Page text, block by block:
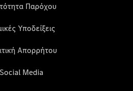
Παρόχου
Υποδείξεις
Απορρήτου
Social Media